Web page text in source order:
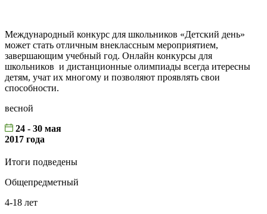
Международный конкурс для школьников «Детский день»
может стать отличным внеклассным мероприятием,
завершающим учебный год. Онлайн конкурсы для
школьников и дистанционные олимпиады всегда итересны
детям, учат их многому и позволяют проявлять свои
способности.
весной
24 - 30 мая
2017 года
Итоги подведены
Общепредметный
4-18 лет